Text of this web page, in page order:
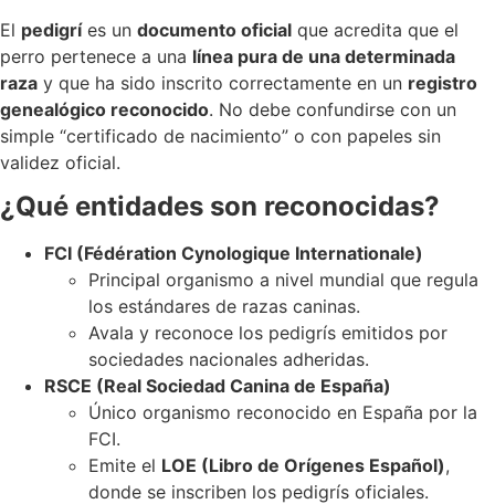
El pedigríes un documento oficial que acredita que el
perro pertenece a una línea pura de una determinada
raza y que ha sido inscrito correctamente en un registro
genealógico reconocido. No debe confundirse con un
simple “certificado de nacimiento” o con papeles sin
validez oficial.
¿Qué entidades son reconocidas?
FCI (Fédération Cynologique Internationale)
Principal organismo a nivel mundial que regula
los estándares de razas caninas.
Avala y reconoce los pedigrís emitidos por
sociedades nacionales adheridas.
RSCE (Real Sociedad Canina de España)
Único organismo reconocido en España por la
FCI.
Emite el LOE (Libro de Orígenes Español),
donde se inscriben los pedigrís oficiales.